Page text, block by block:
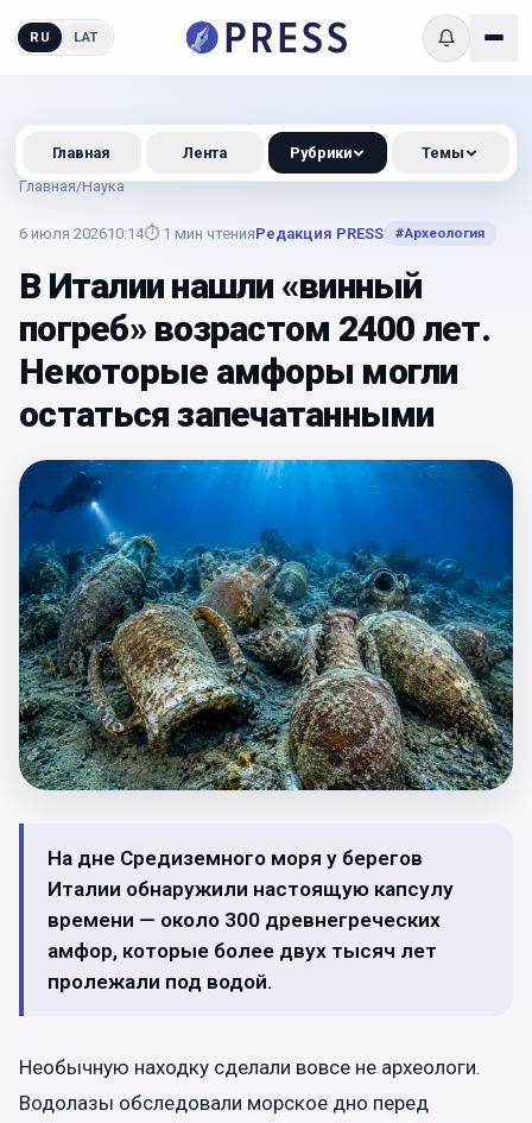
RU LAT
Главная/Наука
6 июля 202610:14⏱ 1 мин чтенияРедакция PRESS #Археология
В Италии нашли «винный
погреб» возрастом 2400 лет.
Некоторые амфоры могли
остаться запечатанными
На дне Средиземного моря у берегов
Италии обнаружили настоящую капсулу
времени — около 300 древнегреческих
амфор, которые более двух тысяч лет
пролежали под водой.
Необычную находку сделали вовсе не археологи.
Водолазы обследовали морское дно перед
Главная Лента Рубрики Темы